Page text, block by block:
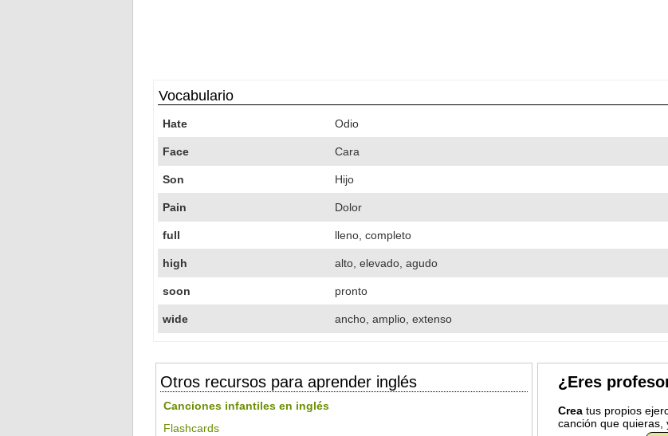
Vocabulario
Hate Odio
Face Cara
Son Hijo
Pain Dolor
full lleno, completo
high alto, elevado, agudo
soon pronto
wide ancho, amplio, extenso
Otros recursos para aprender inglés
Canciones infantiles en inglés
Flashcards
¿Eres
Creatus propios
canción que quieras,